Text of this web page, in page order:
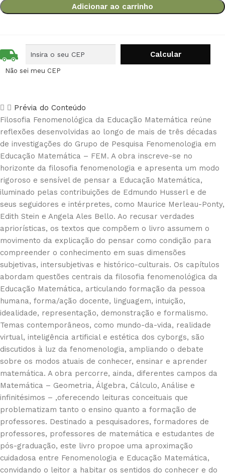
Adicionar ao carrinho
Não sei meu CEP
Prévia do Conteúdo
Filosofia Fenomenológica da Educação Matemática reúne
reflexões desenvolvidas ao longo de mais de três décadas
de investigações do Grupo de Pesquisa Fenomenologia em
Educação Matemática – FEM. A obra inscreve-se no
horizonte da filosofia fenomenologia e apresenta um modo
rigoroso e sensível de pensar a Educação Matemática,
iluminado pelas contribuições de Edmundo Husserl e de
seus seguidores e intérpretes, como Maurice Merleau-Ponty,
Edith Stein e Angela Ales Bello. Ao recusar verdades
apriorísticas, os textos que compõem o livro assumem o
movimento da explicação do pensar como condição para
compreender o conhecimento em suas dimensões
subjetivas, intersubjetivas e histórico-culturais. Os capítulos
abordam questões centrais da filosofia fenomenológica da
Educação Matemática, articulando formação da pessoa
humana, forma/ação docente, linguagem, intuição,
idealidade, representação, demonstração e formalismo.
Temas contemporâneos, como mundo-da-vida, realidade
virtual, inteligência artificial e estética dos cyborgs, são
discutidos à luz da fenomenologia, ampliando o debate
sobre os modos atuais de conhecer, ensinar e aprender
matemática. A obra percorre, ainda, diferentes campos da
Matemática – Geometria, Álgebra, Cálculo, Análise e
infinitésimos – ,oferecendo leituras conceituais que
problematizam tanto o ensino quanto a formação de
professores. Destinado a pesquisadores, formadores de
professores, professores de matemática e estudantes de
pós-graduação, este livro propoe uma aproximação
cuidadosa entre Fenomenologia e Educação Matemática,
convidando o leitor a habitar os sentidos do conhecer e do